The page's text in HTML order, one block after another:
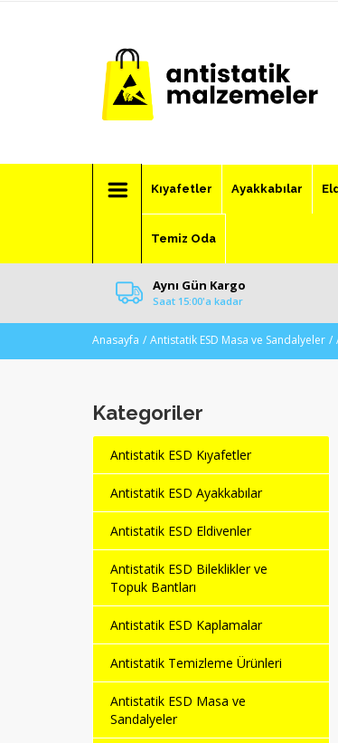
Kıyafetler Ayakkabılar
Temiz Oda
Aynı Gün Kargo
Saat 15:00'a kadar
Anasayfa Antistatik ESD Masa ve Sandalyeler
Kategoriler
Antistatik ESD Kıyafetler
Antistatik ESD Ayakkabılar
Antistatik ESD Eldivenler
Antistatik ESD Bileklikler ve
Topuk Bantları
Antistatik ESD Kaplamalar
Antistatik Temizleme Ürünleri
Antistatik ESD Masa ve
Sandalyeler